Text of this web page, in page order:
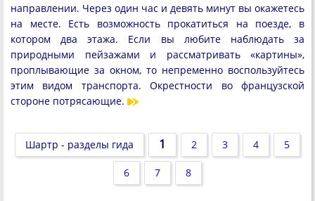
направлении. Через один час и девять минут вы окажетесь
на месте. Есть возможность прокатиться на поезде, в
котором два этажа. Если вы любите наблюдать за
природными пейзажами и рассматривать «картины»,
проплывающие за окном, то непременно воспользуйтесь
этим видом транспорта. Окрестности во французской
стороне потрясающие.
Шартр - разделы гида 1 2 3 4 5
6 7 8